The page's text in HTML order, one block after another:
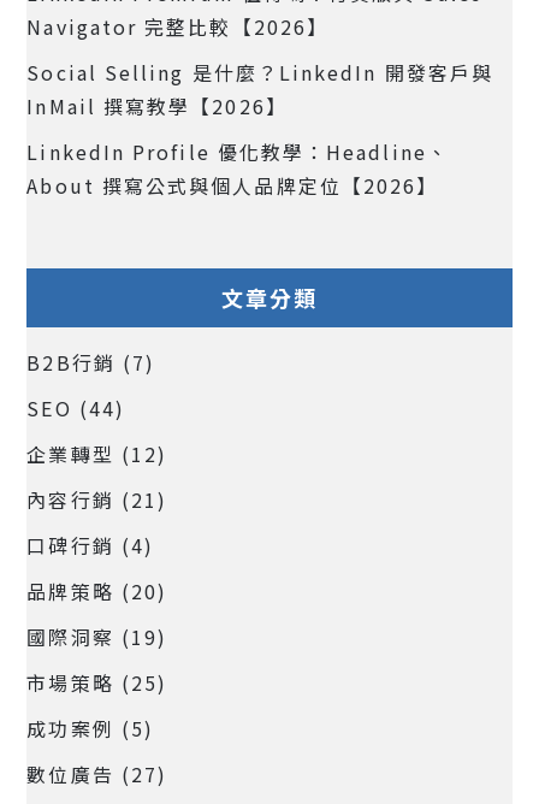
Navigator 完整比較【2026】
Social Selling 是什麼？LinkedIn 開發客戶與
InMail 撰寫教學【2026】
LinkedIn Profile 優化教學：Headline、
About 撰寫公式與個人品牌定位【2026】
文章分類
B2B行銷 (7)
SEO (44)
企業轉型 (12)
內容行銷 (21)
口碑行銷 (4)
品牌策略 (20)
國際洞察 (19)
市場策略 (25)
成功案例 (5)
數位廣告 (27)